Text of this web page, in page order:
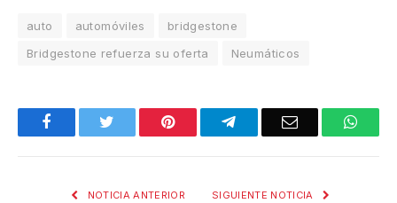
auto automóviles
bridgestone
Bridgestone refuerza su oferta
Neumáticos
Facebook Pinterest TelegramEmail
NOTICIA ANTERIOR SIGUIENTE NOTICIA